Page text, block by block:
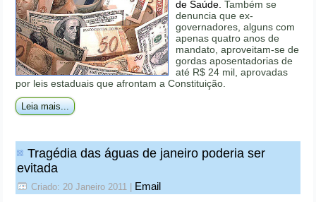
de Saúde. Também se
denuncia que ex-
governadores, alguns com
apenas quatro anos de
mandato, aproveitam-se de
gordas aposentadorias de
até R$ 24 mil, aprovadas
por leis estaduais que afrontam a Constituição.
Leia mais...
Tragédia das águas de janeiro poderia ser
evitada
Criado: 20 Janeiro 2011 Email